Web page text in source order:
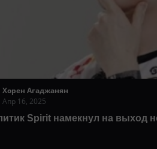
Хорен Агаджанян
Апр 16, 2025
Spirit намекнул на выход